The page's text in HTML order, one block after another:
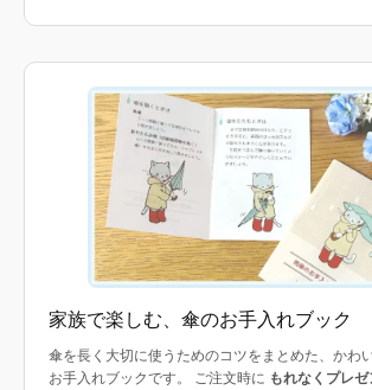
家族で楽しむ、傘のお手入れブック
傘を長く大切に使うためのコツをまとめた、かわ
お手入れブックです。 ご注文時に もれなくプレゼ